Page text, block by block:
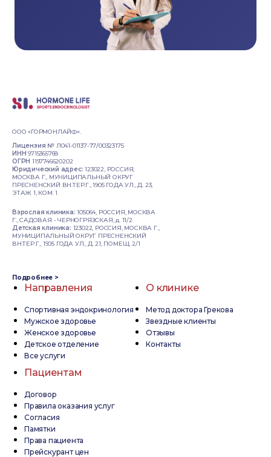
ООО «ГОРМОНЛАЙФ».
Лицензия № Л041-01137-77/00323175
ИНН 9715365768
ОГРН 1197746620202
Юридический адрес:123022, РОССИЯ,
МОСКВА Г., МУНИЦИПАЛЬНЫЙ ОКРУГ
ПРЕСНЕНСКИЙ ВН.ТЕР.Г., 1905 ГОДА УЛ., Д. 23,
ЭТАЖ 1, КОМ. 1
Взрослая клиника: 105064, РОССИЯ, МОСКВА
Г., САДОВАЯ - ЧЕРНОГРЯЗСКАЯ, д. 11/2
Детская клиника: 123022, РОССИЯ, МОСКВА Г.,
МУНИЦИПАЛЬНЫЙ ОКРУГ ПРЕСНЕНСКИЙ
ВН.ТЕР.Г., 1905 ГОДА УЛ., Д. 21, ПОМЕЩ. 2/1
Подробнее >
Направления
Спортивная эндокринология
Мужское здоровье
Женское здоровье
Детское отделение
Все услуги
О клинике
Метод доктора Грекова
Звездные клиенты
Отзывы
Контакты
Пациентам
Договор
Правила оказания услуг
Согласия
Памятки
Права пациента
Прейскурант цен